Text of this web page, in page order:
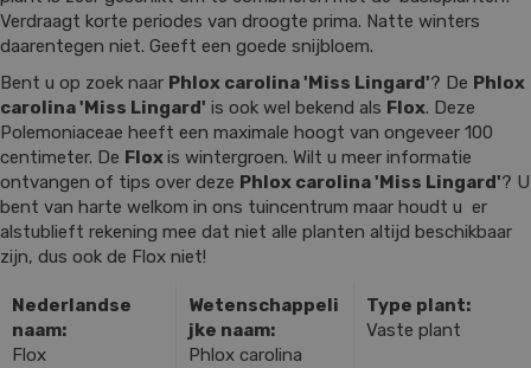
Verdraagt korte periodes van droogte prima. Natte winters
daarentegen niet. Geeft een goede snijbloem.
Bent u op zoek naar Phlox carolina 'Miss Lingard'? De Phlox
carolina 'Miss Lingard' is ook wel bekend als Flox. Deze
Polemoniaceae heeft een maximale hoogt van ongeveer 100
centimeter. De Floxis wintergroen. Wilt u meer informatie
ontvangen of tips over deze Phlox carolina 'Miss Lingard'? U
bent van harte welkom in ons tuincentrum maar houdt u er
alstublieft rekening mee dat niet alle planten altijd beschikbaar
zijn, dus ook de Flox niet!
Nederlandse
naam:
Flox
Wetenschappeli
jke naam:
Phlox carolina
Type plant:
Vaste plant